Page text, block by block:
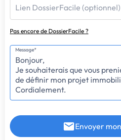
Lien DossierFacile (optionnel)
Pas encore de DossierFacile ?
Message*
Envoyer